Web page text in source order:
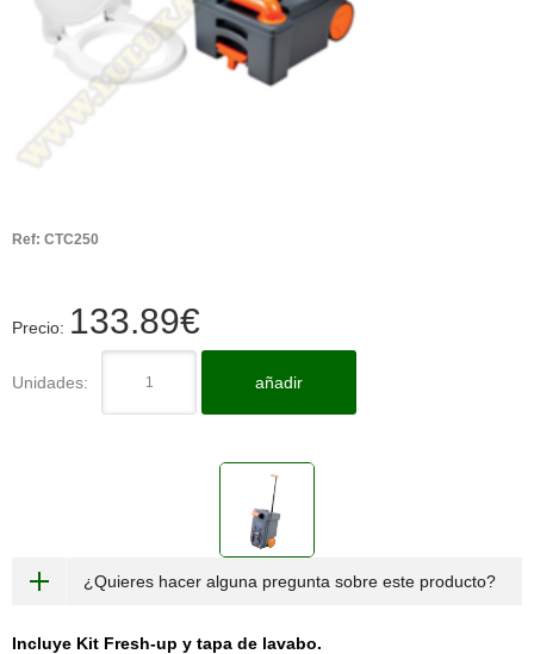
Ref: CTC250
Precio: 133.89€
Unidades: añadir
¿Quieres hacer alguna pregunta sobre este producto?
Incluye Kit Fresh-up y tapa de lavabo.